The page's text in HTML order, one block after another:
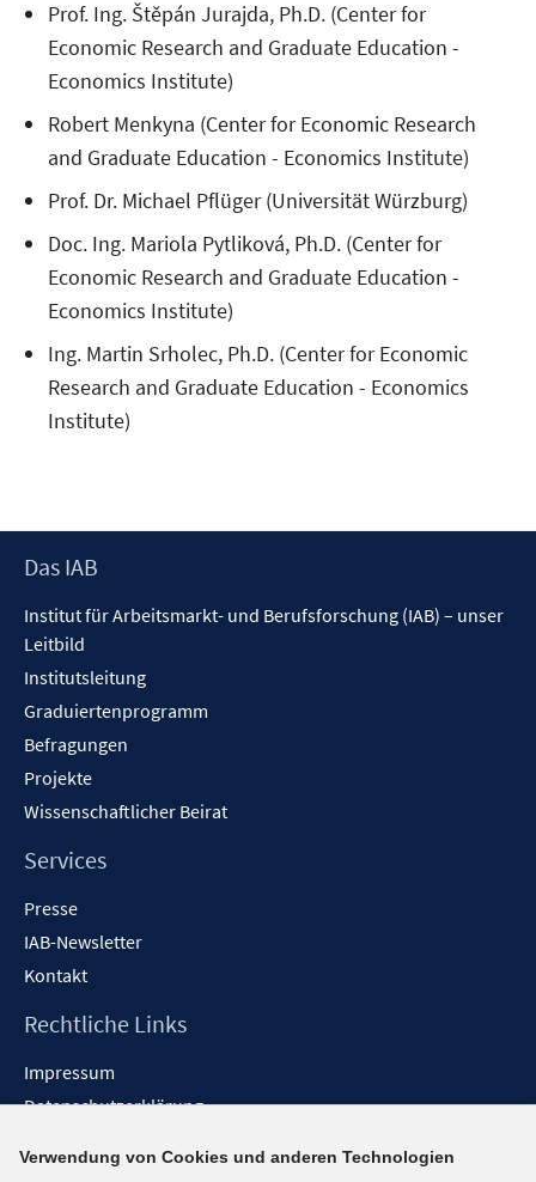
Prof. Ing. Štěpán Jurajda, Ph.D. (Center for
Economic Research and Graduate Education -
Economics Institute)
Robert Menkyna (Center for Economic Research
and Graduate Education - Economics Institute)
Prof. Dr. Michael Pflüger (Universität Würzburg)
Doc. Ing. Mariola Pytliková, Ph.D. (Center for
Economic Research and Graduate Education -
Economics Institute)
Ing. Martin Srholec, Ph.D. (Center for Economic
Research and Graduate Education - Economics
Institute)
Footer
Das IAB
Institut für Arbeitsmarkt- und Berufsforschung (IAB) – unser
Leitbild
Institutsleitung
Graduiertenprogramm
Befragungen
Projekte
Wissenschaftlicher Beirat
Services
Presse
IAB-Newsletter
Kontakt
Rechtliche Links
Impressum
Datenschutzerklärung
Barrieren melden
Verwendung von Cookies und anderen Technologien